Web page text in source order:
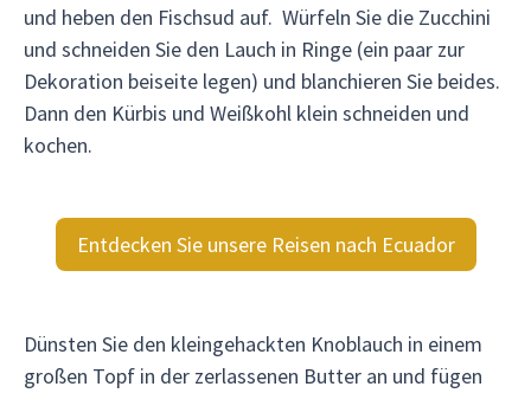
und heben den Fischsud auf. Würfeln Sie die Zucchini
und schneiden Sie den Lauch in Ringe (ein paar zur
Dekoration beiseite legen) und blanchieren Sie beides.
Dann den Kürbis und Weißkohl klein schneiden und
kochen.
Entdecken Sie unsere Reisen nach Ecuador
Dünsten Sie den kleingehackten Knoblauch in einem
großen Topf in der zerlassenen Butter an und fügen